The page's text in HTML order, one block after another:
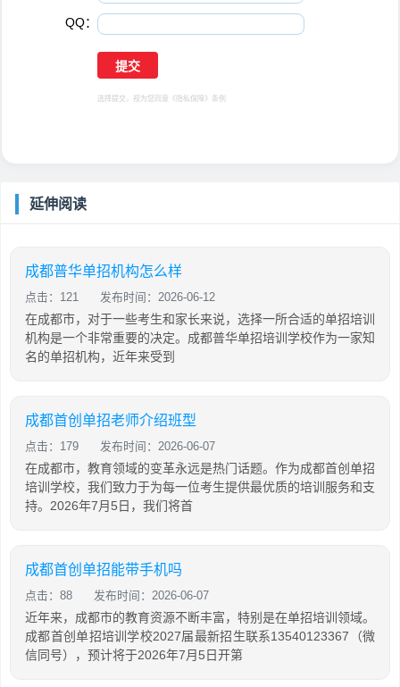
QQ：
选择提交，视为您同意 《隐私保障》 条例
延伸阅读
成都普华单招机构怎么样
点击：121 发布时间：2026-06-12
在成都市，对于一些考生和家长来说，选择一所合适的单招培训
机构是一个非常重要的决定。成都普华单招培训学校作为一家知
名的单招机构，近年来受到
成都首创单招老师介绍班型
点击：179 发布时间：2026-06-07
在成都市，教育领域的变革永远是热门话题。作为成都首创单招
培训学校，我们致力于为每一位考生提供最优质的培训服务和支
持。2026年7月5日，我们将首
成都首创单招能带手机吗
点击：88 发布时间：2026-06-07
近年来，成都市的教育资源不断丰富，特别是在单招培训领域。
成都首创单招培训学校2027届最新招生联系13540123367（微
信同号），预计将于2026年7月5日开第